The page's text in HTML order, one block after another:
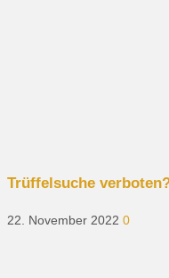
Trüffelsuche
22. November 2022 0